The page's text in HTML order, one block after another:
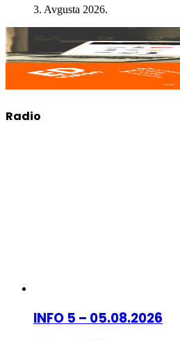
3. Avgusta 2026.
Radio
INFO 5 – 05.08.2026